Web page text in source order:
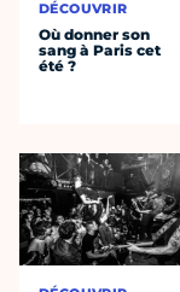
DÉCOUVRIR
Où donner son
sang à Paris cet
été ?